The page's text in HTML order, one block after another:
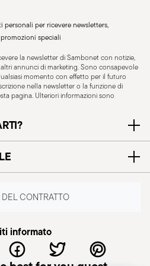
incidenti.
di bambini o
non essere in grado di
Utilizzare supporti o
evitare che gli utensili
infortuni. Attenzione
sempre gli utensili con la
sulla loro
loro posizionamento.
in quanto
norme uso e
per ricevere newsletters,
speciali
la newsletter di Sambonet con notizie,
annunci di marketing. Sono consapevole
momento con effetto per il futuro
nella newsletter o la funzione di
pagina. Ulteriori informazioni sono
CONTRATTO
informato